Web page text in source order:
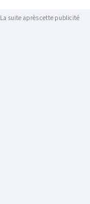
La suite après cette publicité